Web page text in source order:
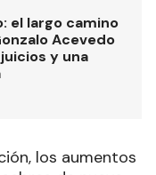
el largo camino
Acevedo
y una
los aumentos